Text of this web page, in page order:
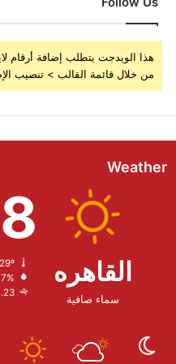
هذا الويدجت يتطلب إضافة أرقام
من خلال قائمة القالب > تنصيب
Weather
القاهره
سماء صافية
4.23